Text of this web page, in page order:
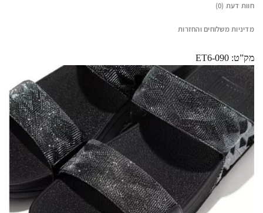
חוות דעת (0)
מדיניות משלוחים והחזרות
מק”ט: ET6-090